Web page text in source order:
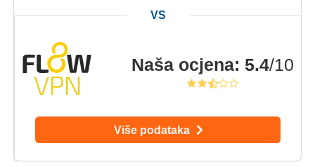
Naša ocjena: 5.4/10
Više podataka